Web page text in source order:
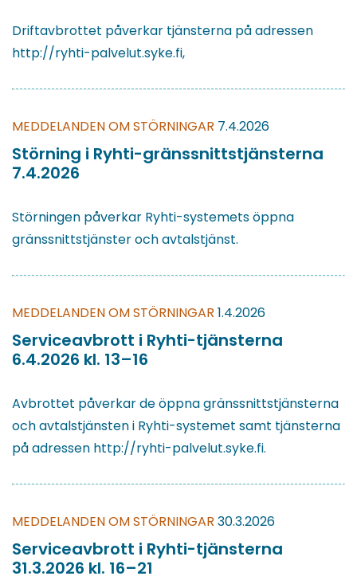
Driftavbrottet påverkar tjänsterna på adressen
http://ryhti-palvelut.syke.fi,
MEDDELANDEN OM STÖRNINGAR 7.4.2026
Störning i Ryhti-gränssnittstjänsterna
7.4.2026
Störningen påverkar Ryhti-systemets öppna
gränssnittstjänster och avtalstjänst.
MEDDELANDEN OM STÖRNINGAR 1.4.2026
Serviceavbrott i Ryhti-tjänsterna
6.4.2026 kl. 13–16
Avbrottet påverkar de öppna gränssnittstjänsterna
och avtalstjänsten i Ryhti-systemet samt tjänsterna
på adressen http://ryhti-palvelut.syke.fi.
MEDDELANDEN OM STÖRNINGAR 30.3.2026
Serviceavbrott i Ryhti-tjänsterna
31.3.2026 kl. 16–21